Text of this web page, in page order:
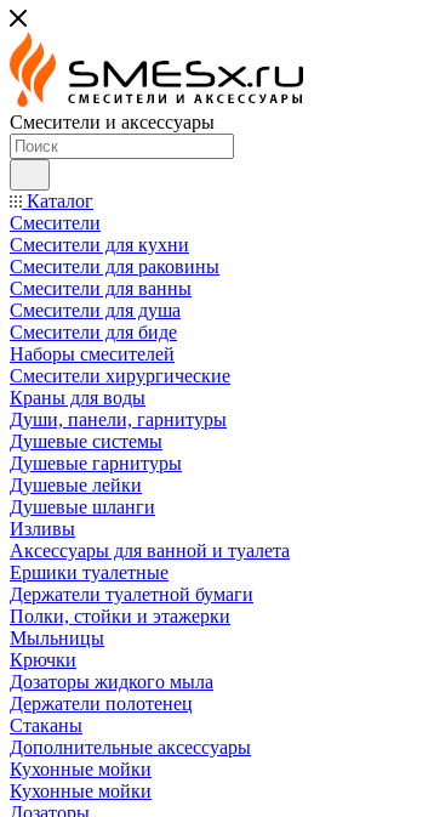
Смесители и аксессуары
Каталог
Смесители
Смесители для кухни
Смесители для раковины
Смесители для ванны
Смесители для душа
Смесители для биде
Наборы смесителей
Смесители хирургические
Краны для воды
Души, панели, гарнитуры
Душевые системы
Душевые гарнитуры
Душевые лейки
Душевые шланги
Изливы
Аксессуары для ванной и туалета
Ершики туалетные
Держатели туалетной бумаги
Полки, стойки и этажерки
Мыльницы
Крючки
Дозаторы жидкого мыла
Держатели полотенец
Стаканы
Дополнительные аксессуары
Кухонные мойки
Кухонные мойки
Дозаторы